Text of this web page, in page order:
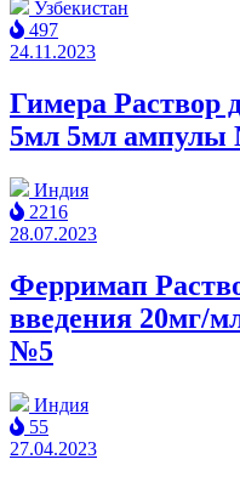
Узбекистан
497
24.11.2023
Гимера Раствор
5мл 5мл ампулы
Индия
2216
28.07.2023
Ферримап
введения 20мг/
№5
Индия
55
27.04.2023